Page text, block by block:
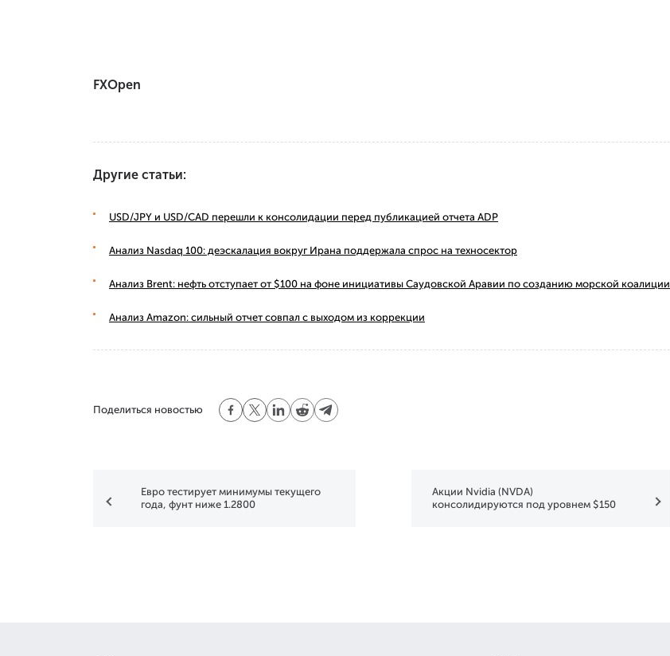
FXOpen
Другие статьи:
USD/JPY и USD/CAD перешли к консолидации перед публикацией отчета ADP
Анализ Nasdaq 100: деэскалация вокруг Ирана поддержала спрос на техносектор
Анализ Brent: нефть отступает от $100 на фоне инициативы Саудовской Аравии по созданию морской коалиции
Анализ Amazon: сильный отчет совпал с выходом из коррекции
Поделиться новостью
Евро тестирует минимумы текущего
года, фунт ниже 1.2800
Акции Nvidia (NVDA)
консолидируются под уровнем $150